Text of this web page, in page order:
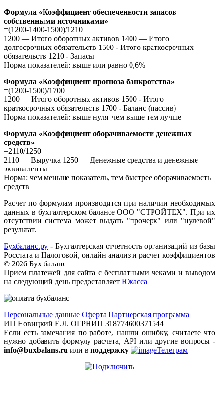
Формула «Коэффициент обеспеченности запасов
собственными источниками»
=(1200-1400-1500)/1210
1200 — Итого оборотных активов 1400 — Итого
долгосрочных обязательств 1500 - Итого краткосрочных
обязательств 1210 - Запасы
Норма показателей: выше или равно 0,6%
Формула «Коэффициент прогноза банкротства»
=(1200-1500)/1700
1200 — Итого оборотных активов 1500 - Итого
краткосрочных обязательств 1700 - Баланс (пассив)
Норма показателей: выше нуля, чем выше тем лучше
Формула «Коэффициент оборачиваемости денежных
средств»
=2110/1250
2110 — Выручка 1250 — Денежные средства и денежные
эквиваленты
Норма: чем меньше показатель, тем быстрее оборачиваемость
средств
Расчет по формулам производится при наличии необходимых
данных в бухгалтерском балансе ООО "СТРОЙТЕХ". При их
отсутствии система может выдать "прочерк" или "нулевой"
результат.
Бухбаланс.ру - Бухгалтерская отчетность организаций из базы
Росстата и Налоговой, онлайн анализ и расчет коэффициентов
© 2026 Бух баланс
Прием платежей для сайта с бесплатными чеками и выводом
на следующий день предоставляет Юкасса
Персональные данные Оферта Партнерская программа
ИП Новицкий Е.Л. ОГРНИП 318774600371544
Если есть замечания по работе, нашли ошибку, считаете что
нужно добавить формулу расчета, API или другие вопросы -
info@buxbalans.ru или в поддержку Телеграм